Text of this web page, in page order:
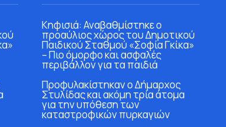
Κηφισιά: Αναβαθμίστηκε ο
προαύλιος χώρος του Δημοτικού
Παιδικού Σταθμού «Σοφία Γκίκα»
– Πιο όμορφο και ασφαλές
περιβάλλον για τα παιδιά
Προφυλακίστηκαν ο Δήμαρχος
Στυλίδας και ακόμη τρία άτομα
για την υπόθεση των
καταστροφικών πυρκαγιών